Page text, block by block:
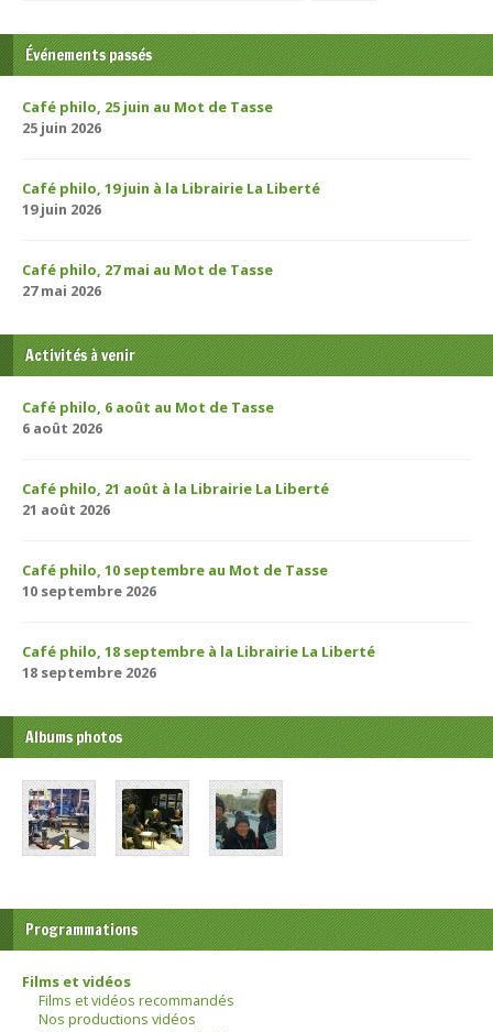
Événements passés
Café philo, 25 juin au Mot de Tasse
25 juin 2026
Café philo, 19 juin à la Librairie La Liberté
19 juin 2026
Café philo, 27 mai au Mot de Tasse
27 mai 2026
Activités à venir
Café philo, 6 août au Mot de Tasse
6 août 2026
Café philo, 21 août à la Librairie La Liberté
21 août 2026
Café philo, 10 septembre au Mot de Tasse
10 septembre 2026
Café philo, 18 septembre à la Librairie La Liberté
18 septembre 2026
Albums photos
Programmations
Films et vidéos
Films et vidéos recommandés
Nos productions vidéos